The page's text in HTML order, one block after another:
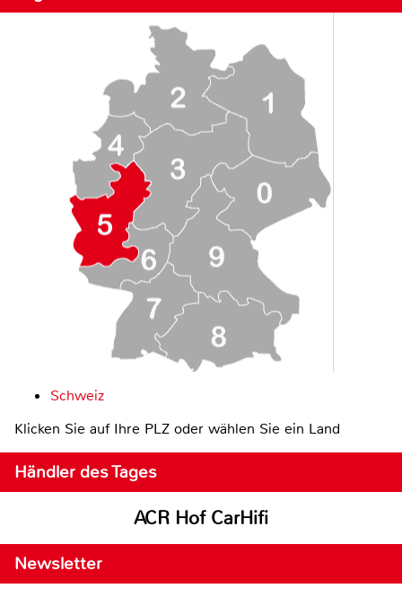
Schweiz
Klicken Sie auf Ihre PLZ oder wählen Sie ein Land
Händler des Tages
ACR Hof CarHifi
Newsletter